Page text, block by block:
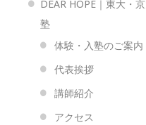
DEAR HOPE｜東大・
塾
体験・入塾のご案内
代表挨拶
講師紹介
アクセス